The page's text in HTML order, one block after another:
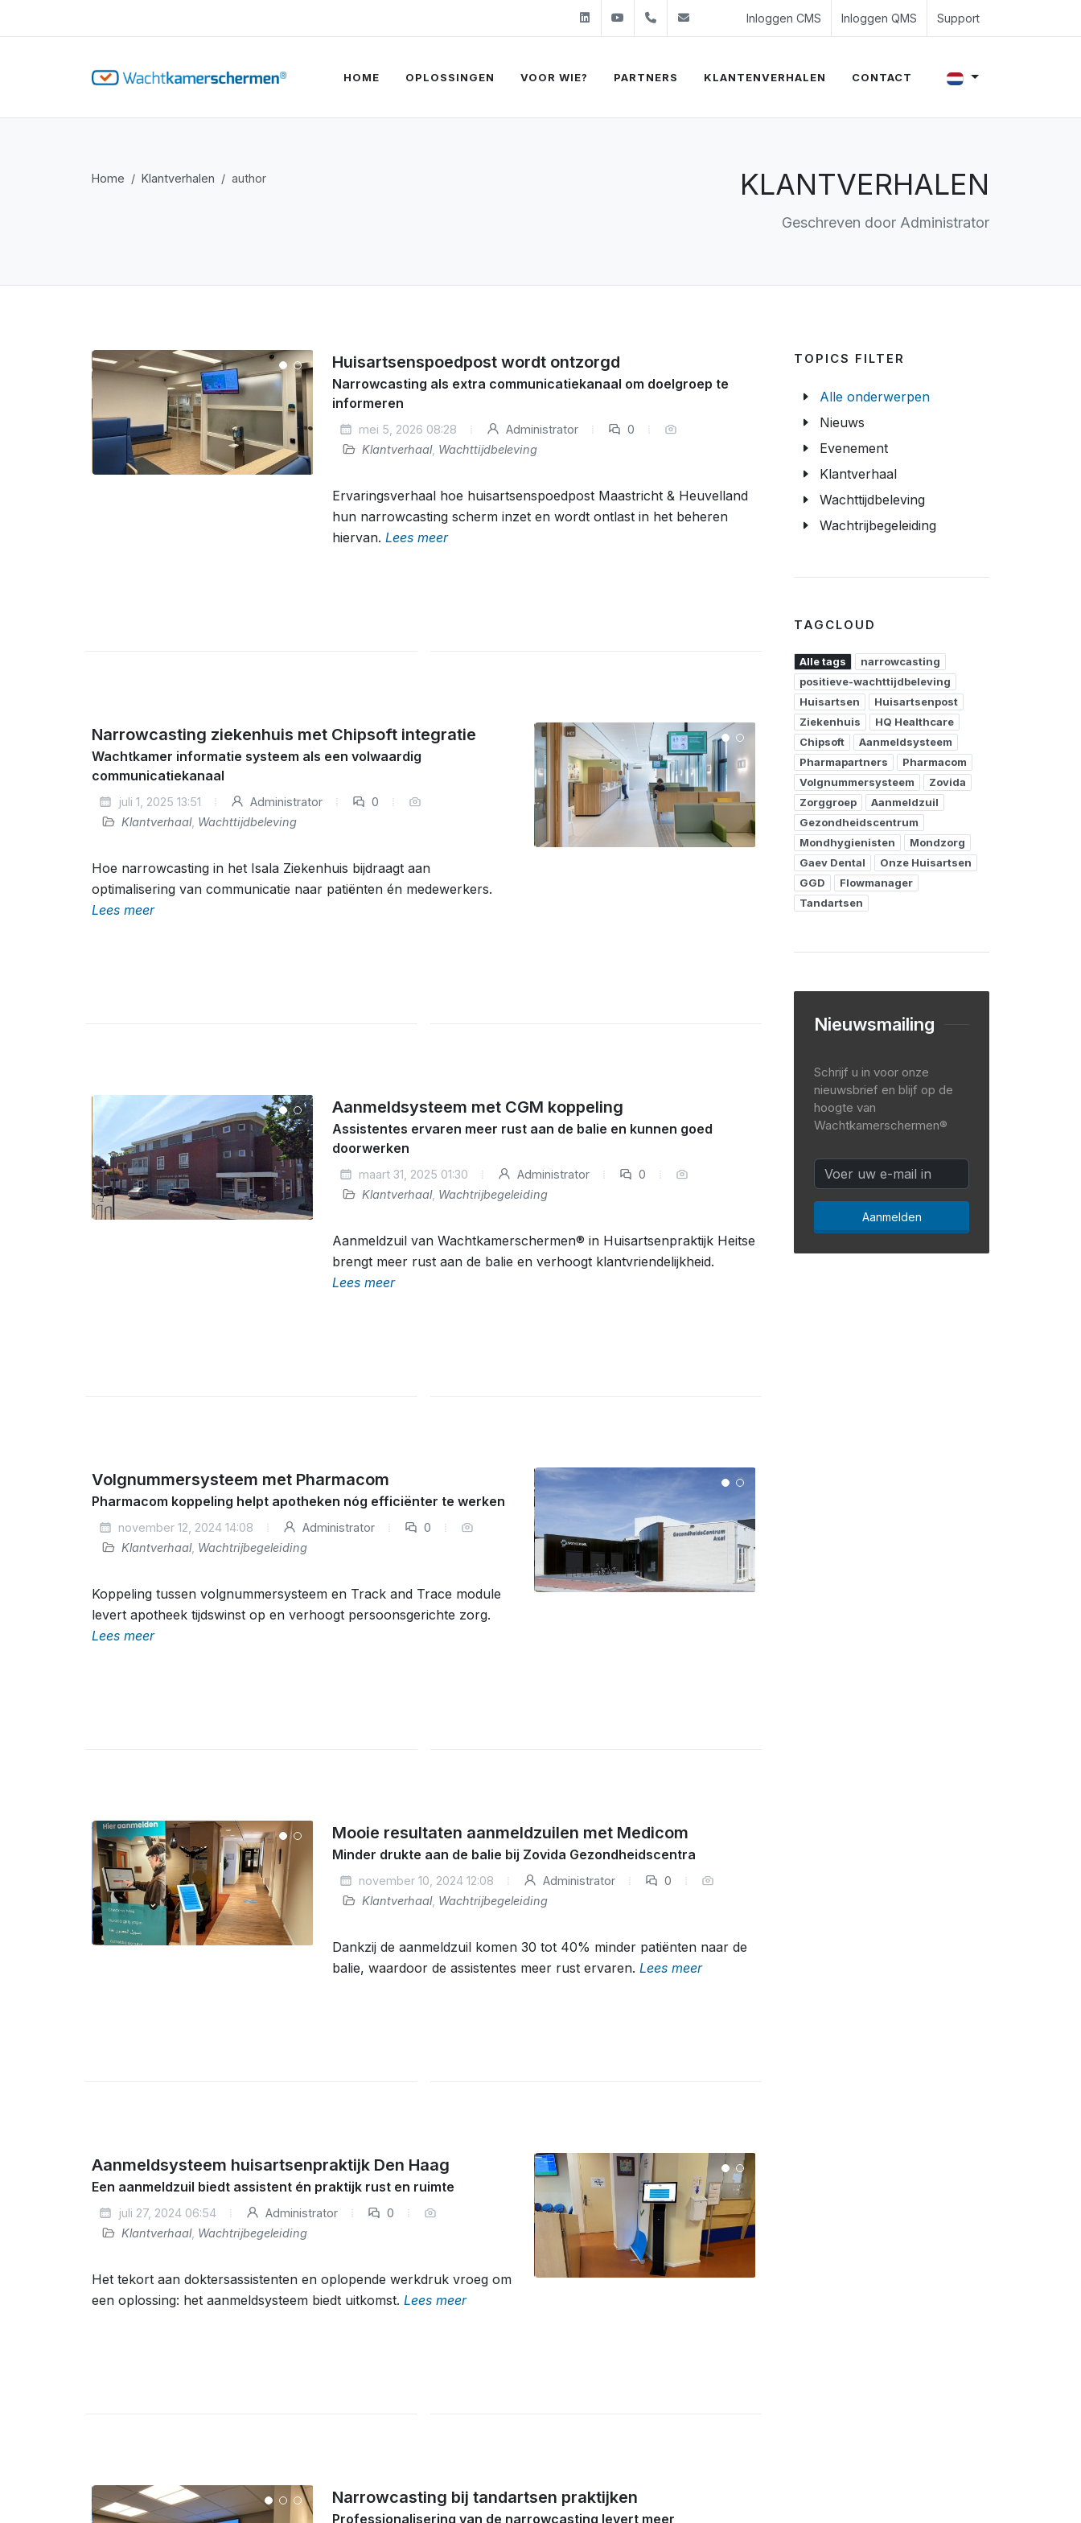
LinkedinYoutube+31 (0)24 350 54 00
sales@evalue8.nl
Inloggen CMS Inloggen QMS Support
HOME OPLOSSINGEN VOOR WIE? PARTNERS KLANTENVERHALEN CONTACT
KLANTVERHALEN
Geschreven door Administrator
Home Klantverhalen author
Huisartsenspoedpost wordt ontzorgd
Narrowcasting als extra communicatiekanaal om doelgroep te
informeren
mei 5, 2026 08:28 Administrator
0
Klantverhaal, Wachttijdbeleving
Ervaringsverhaal hoe huisartsenspoedpost Maastricht & Heuvelland
hun narrowcasting scherm inzet en wordt ontlast in het beheren
hiervan. Lees meer
Narrowcasting ziekenhuis met Chipsoft integratie
Wachtkamer informatie systeem als een volwaardig
communicatiekanaal
juli 1, 2025 13:51 Administrator
0
Klantverhaal, Wachttijdbeleving
Hoe narrowcasting in het Isala Ziekenhuis bijdraagt aan
optimalisering van communicatie naar patiënten én medewerkers.
Lees meer
Aanmeldsysteem met CGM koppeling
Assistentes ervaren meer rust aan de balie en kunnen goed
doorwerken
maart 31, 2025 01:30 Administrator
0
Klantverhaal, Wachtrijbegeleiding
Aanmeldzuil van Wachtkamerschermen® in Huisartsenpraktijk Heitse
brengt meer rust aan de balie en verhoogt klantvriendelijkheid.
Lees meer
Volgnummersysteem met Pharmacom
Pharmacom koppeling helpt apotheken nóg efficiënter te werken
november 12, 2024 14:08 Administrator
0
Klantverhaal, Wachtrijbegeleiding
Koppeling tussen volgnummersysteem en Track and Trace module
levert apotheek tijdswinst op en verhoogt persoonsgerichte zorg.
Lees meer
Mooie resultaten aanmeldzuilen met Medicom
Minder drukte aan de balie bij Zovida Gezondheidscentra
november 10, 2024 12:08 Administrator
0
Klantverhaal, Wachtrijbegeleiding
Dankzij de aanmeldzuil komen 30 tot 40% minder patiënten naar de
balie, waardoor de assistentes meer rust ervaren. Lees meer
Aanmeldsysteem huisartsenpraktijk Den Haag
Een aanmeldzuil biedt assistent én praktijk rust en ruimte
juli 27, 2024 06:54 Administrator
0
Klantverhaal, Wachtrijbegeleiding
Het tekort aan doktersassistenten en oplopende werkdruk vroeg om
een oplossing: het aanmeldsysteem biedt uitkomst. Lees meer
Narrowcasting bij tandartsen praktijken
Professionalisering van de narrowcasting levert meer
TOPICS FILTER
Alle onderwerpen
Nieuws
Evenement
Klantverhaal
Wachttijdbeleving
Wachtrijbegeleiding
TAGCLOUD
Alle tags
narrowcasting
positieve-wachttijdbeleving
Huisartsen
Huisartsenpost
Ziekenhuis
HQ Healthcare
Chipsoft
Aanmeldsysteem
Pharmapartners
Pharmacom
Volgnummersysteem
Zovida
Zorggroep
Aanmeldzuil
Gezondheidscentrum
Mondhygienisten
Mondzorg
Gaev Dental
Onze Huisartsen
GGD
Flowmanager
Tandartsen
Nieuwsmailing
Schrijf u in voor onze
nieuwsbrief en blijf op de
hoogte van
Wachtkamerschermen®
Aanmelden